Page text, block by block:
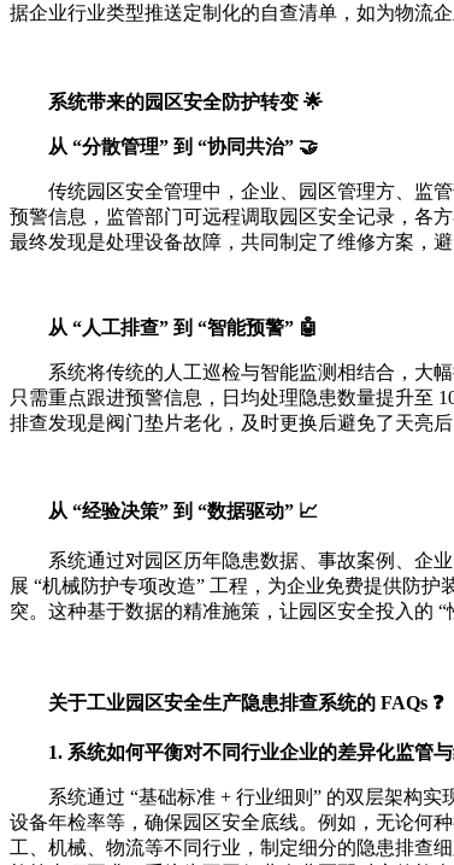
据企业行业类型推送定制化的自查清单，如为物流
系统带来的园区安全防护转变 🌟
从 “分散管理” 到 “协同共治” 🤝
传统园区安全管理中，企业、园区管理方、监
预警信息，监管部门可远程调取园区安全记录，各
最终发现是处理设备故障，共同制定了维修方案，
从 “人工排查” 到 “智能预警” 🤖
系统将传统的人工巡检与智能监测相结合，大
只需重点跟进预警信息，日均处理隐患数量提升至
排查发现是阀门垫片老化，及时更换后避免了天亮
从 “经验决策” 到 “数据驱动” 📈
系统通过对园区历年隐患数据、事故案例、企
展 “机械防护专项改造” 工程，为企业免费提供防
突。这种基于数据的精准施策，让园区安全投入的
关于工业园区安全生产隐患排查系统的 FAQs ❓
1. 系统如何平衡对不同行业企业的差异化监管
系统通过 “基础标准 + 行业细则” 的双层架构
设备年检率等，确保园区安全底线。例如，无论何
工、机械、物流等不同行业，制定细分的隐患排查